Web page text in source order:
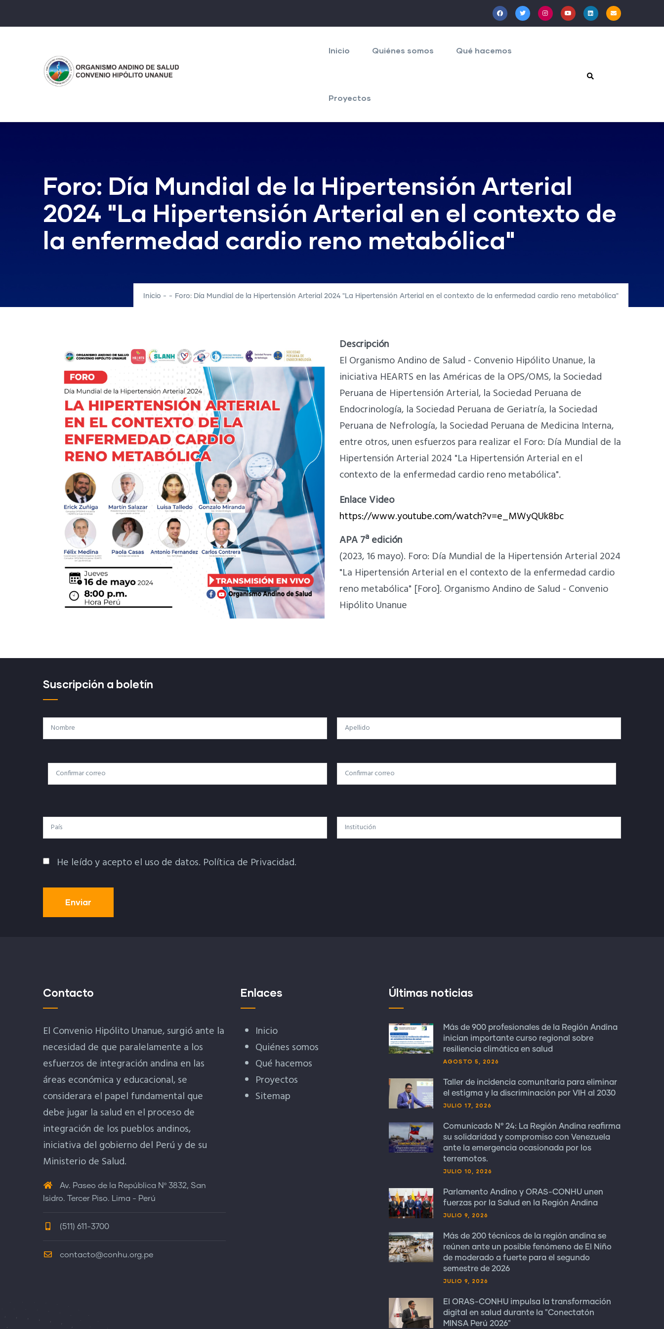
al
principal
Inicio Quiénes somos Qué hacemos
Proyectos
Foro: Día Mundial de la Hipertensión Arterial
2024 "La Hipertensión Arterial en el contexto de
la enfermedad cardio reno metabólica"
Inicio - - Foro: Día Mundial de la Hipertensión Arterial 2024 "La Hipertensión Arterial en el contexto de la enfermedad cardio reno metabólica"
Descripción
El Organismo Andino de Salud - Convenio Hipólito Unanue, la
iniciativa HEARTS en las Américas de la OPS/OMS, la Sociedad
Peruana de Hipertensión Arterial, la Sociedad Peruana de
Endocrinología, la Sociedad Peruana de Geriatría, la Sociedad
Peruana de Nefrología, la Sociedad Peruana de Medicina Interna,
entre otros, unen esfuerzos para realizar el Foro: Día Mundial de la
Hipertensión Arterial 2024 "La Hipertensión Arterial en el
contexto de la enfermedad cardio reno metabólica".
Enlace Video
https://www.youtube.com/watch?v=e_MWyQUk8bc
APA 7ª edición
(2023, 16 mayo). Foro: Día Mundial de la Hipertensión Arterial 2024
"La Hipertensión Arterial en el contexto de la enfermedad cardio
reno metabólica" [Foro]. Organismo Andino de Salud - Convenio
Hipólito Unanue
Suscripción a boletín
Nombre Apellido
Correo
Electrónico
Correo Electrónico Confirmar Correo
País Institución
Política De Privacidad
He leído y acepto el uso de datos. Política de Privacidad.
Contacto
El Convenio Hipólito Unanue, surgió ante la
necesidad de que paralelamente a los
esfuerzos de integración andina en las
áreas económica y educacional, se
considerara el papel fundamental que
debe jugar la salud en el proceso de
integración de los pueblos andinos,
iniciativa del gobierno del Perú y de su
Ministerio de Salud.
Av. Paseo de la República Nº 3832, San
Isidro. Tercer Piso. Lima - Perú
(511) 611-3700
contacto@conhu.org.pe
Enlaces
Inicio
Quiénes somos
Qué hacemos
Proyectos
Sitemap
Últimas noticias
Más de 900 profesionales de la Región Andina
inician importante curso regional sobre
resiliencia climática en salud
AGOSTO 5, 2026
Taller de incidencia comunitaria para eliminar
el estigma y la discriminación por VIH al 2030
JULIO 17, 2026
Comunicado N° 24: La Región Andina reafirma
su solidaridad y compromiso con Venezuela
ante la emergencia ocasionada por los
terremotos.
JULIO 10, 2026
Parlamento Andino y ORAS-CONHU unen
fuerzas por la Salud en la Región Andina
JULIO 9, 2026
Más de 200 técnicos de la región andina se
reúnen ante un posible fenómeno de El Niño
de moderado a fuerte para el segundo
semestre de 2026
JULIO 9, 2026
El ORAS-CONHU impulsa la transformación
digital en salud durante la "Conectatón
MINSA Perú 2026"